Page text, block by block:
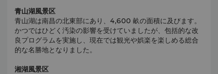
青山湖風景区
青山湖は南昌の北東部にあり、4,600 畝の面積に及びます。
かつではひどく汚染の影響を受けていましたが、包括的な改
良プログラムを実施し、現在では観光や娯楽を楽しめる総合
的な名勝地となりました。
湘湖風景区